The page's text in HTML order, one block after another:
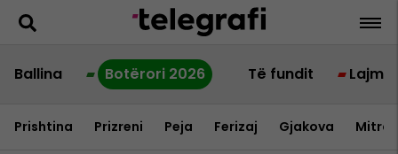
Ballina Botërori 2026 Të fundit Lajme
Prishtina Prizreni Peja Ferizaj Gjakova